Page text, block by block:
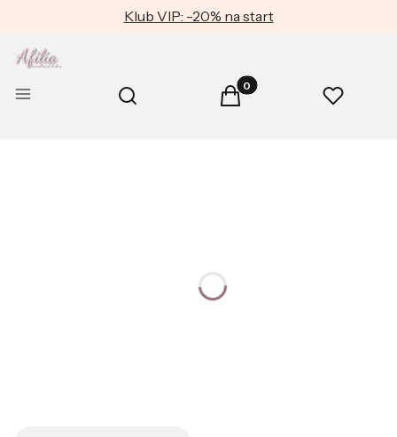
Klub VIP: -20% na start
Menu Otwórz wyszukiwarkę
Szukaj Produkty w koszyku: 0.
Koszyk Ulubione